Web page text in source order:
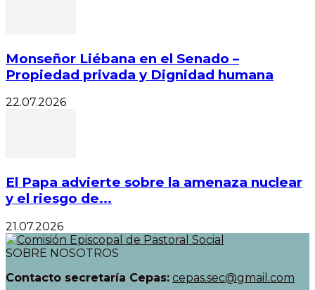
Monseñor Liébana en el Senado –
Propiedad privada y Dignidad humana
22.07.2026
El Papa advierte sobre la amenaza nuclear
y el riesgo de...
21.07.2026
SOBRE NOSOTROS
Contacto secretaría Cepas: cepas.sec@gmail.com